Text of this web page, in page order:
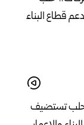
حلب تستضيف